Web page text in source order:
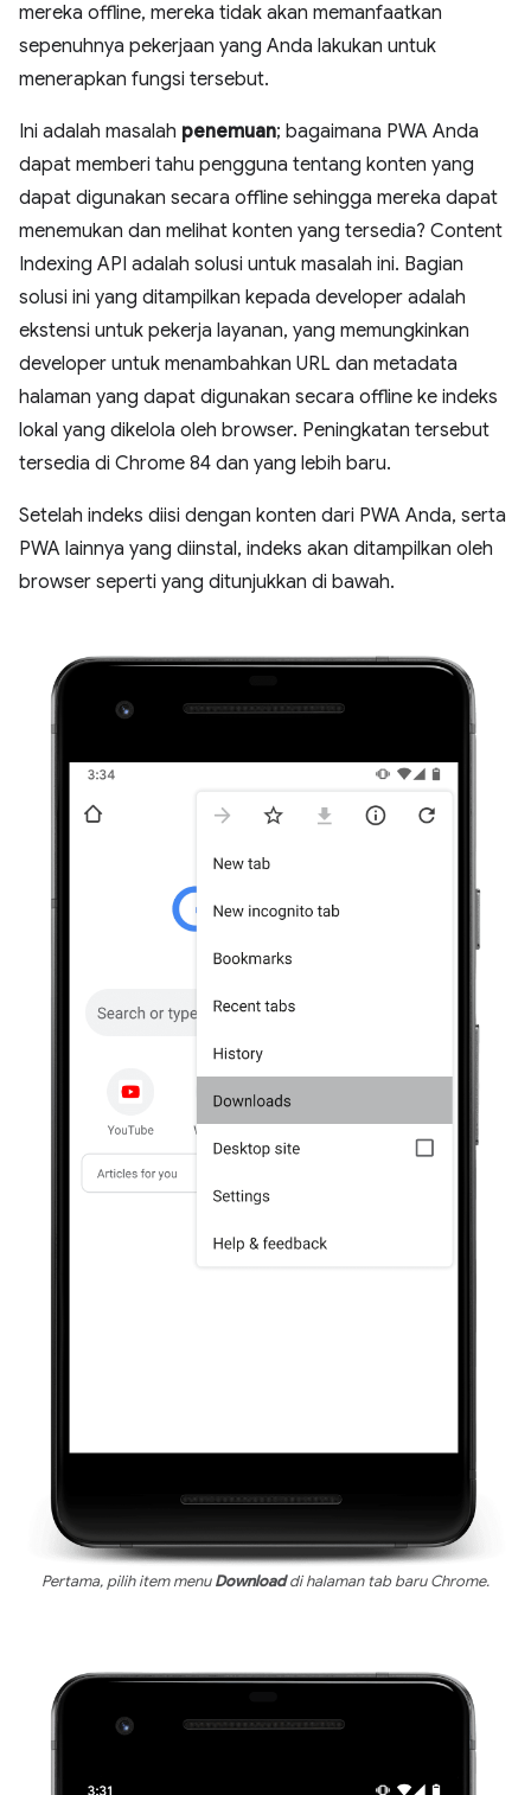
mereka offline, mereka tidak akan memanfaatkan
sepenuhnya pekerjaan yang Anda lakukan untuk
menerapkan fungsi tersebut.
Ini adalah masalah penemuan; bagaimana PWA Anda
dapat memberi tahu pengguna tentang konten yang
dapat digunakan secara offline sehingga mereka dapat
menemukan dan melihat konten yang tersedia? Content
Indexing API adalah solusi untuk masalah ini. Bagian
solusi ini yang ditampilkan kepada developer adalah
ekstensi untuk pekerja layanan, yang memungkinkan
developer untuk menambahkan URL dan metadata
halaman yang dapat digunakan secara offline ke indeks
lokal yang dikelola oleh browser. Peningkatan tersebut
tersedia di Chrome 84 dan yang lebih baru.
Setelah indeks diisi dengan konten dari PWA Anda, serta
PWA lainnya yang diinstal, indeks akan ditampilkan oleh
browser seperti yang ditunjukkan di bawah.
Pertama, pilih item menuDownloaddi halaman tab baru Chrome.